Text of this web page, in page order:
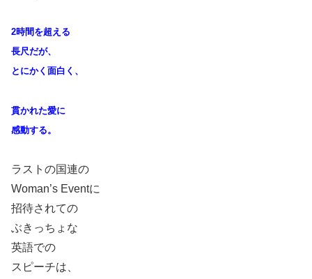
2時間を超える
長尺だが、
とにかく面白く、
貫かれた愛に
感動する。
ラストの国連の
Woman’s Eventに
招待されての
ぶきっちょな
英語での
スピーチは、